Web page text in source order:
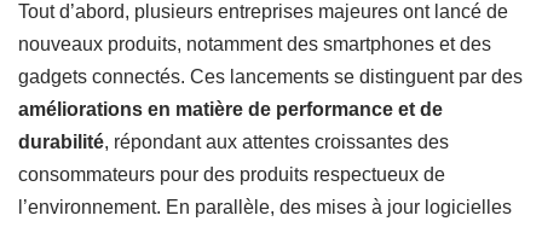
Tout d’abord, plusieurs entreprises majeures ont lancé de
nouveaux produits, notamment des smartphones et des
gadgets connectés. Ces lancements se distinguent par des
améliorations en matière de performance et de
durabilité, répondant aux attentes croissantes des
consommateurs pour des produits respectueux de
l’environnement. En parallèle, des mises à jour logicielles